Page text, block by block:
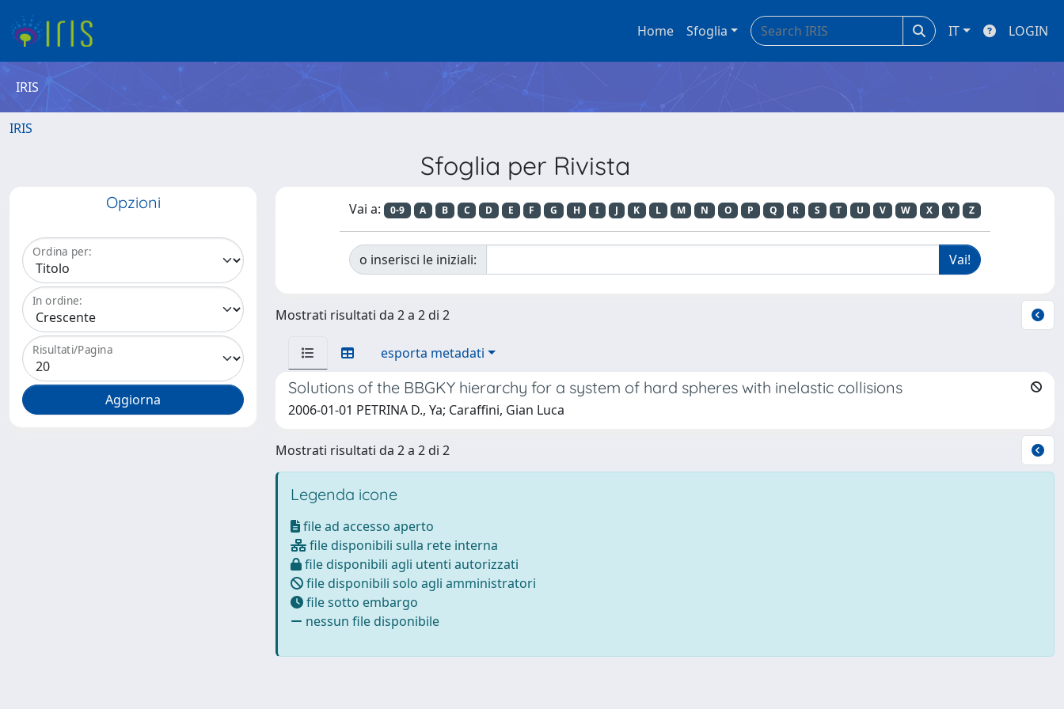
Home Sfoglia IT LOGIN
IRIS
IRIS
Sfoglia per Rivista
Opzioni
Ordina per:
In ordine:
Risultati/Pagina
Vai a: 0-9 A B C D E F G H I J K L M N O P Q R S T U V W X Y Z
o inserisci le iniziali:
Mostrati risultati da 2 a 2 di 2
esporta metadati
Solutions of the BBGKY hierarchy for a system of hard spheres with inelastic collisions
2006-01-01 PETRINA D., Ya; Caraffini, Gian Luca
Mostrati risultati da 2 a 2 di 2
Legenda icone
file ad accesso aperto
file disponibili sulla rete interna
file disponibili agli utenti autorizzati
file disponibili solo agli amministratori
file sotto embargo
nessun file disponibile